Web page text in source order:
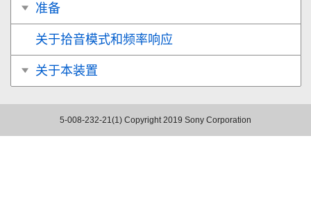
准备
关于拾音模式和频率响应
关于本装置
5-008-232-21(1) Copyright 2019 Sony Corporation